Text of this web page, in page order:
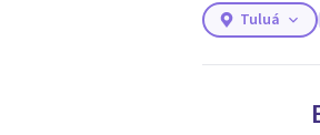
Tuluá